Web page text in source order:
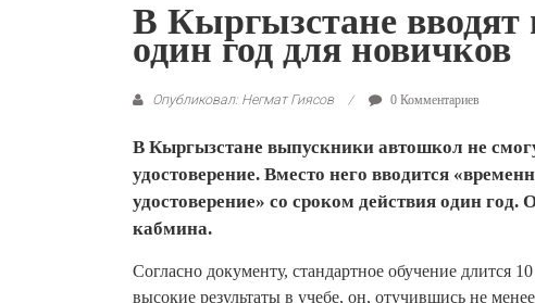
В Кыргызстане вводят
один год для новичков
Опубликовал: Негмат Гиясов 0 Комментариев
В Кыргызстане выпускники автошкол не
удостоверение. Вместо него вводится
удостоверение» со сроком действия один год.
кабмина.
Согласно документу, стандартное обучение длится
высокие результаты в учебе, он, отучившись не